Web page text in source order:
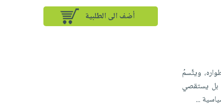
ويتَّسمُ
بل يستقصي
...
أضف الى الطلبية